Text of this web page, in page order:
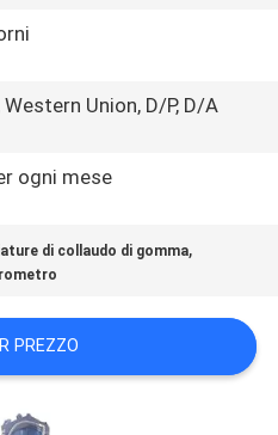
Union, D/P, D/A
ogni mese
di collaudo di gomma,
PREZZO